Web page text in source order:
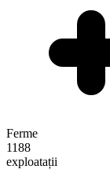
Ferme
1188
exploatații